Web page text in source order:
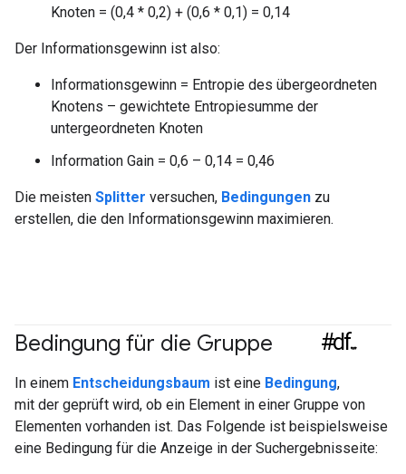
Knoten = (0,4 * 0,2) + (0,6 * 0,1) = 0,14
Der Informationsgewinn ist also:
Informationsgewinn = Entropie des übergeordneten
Knotens – gewichtete Entropiesumme der
untergeordneten Knoten
Information Gain = 0,6 – 0,14 = 0,46
Die meisten Splitter versuchen, Bedingungen zu
erstellen, die den Informationsgewinn maximieren.
Bedingung für die Gruppe #df
In einem Entscheidungsbaum ist eine Bedingung,
mit der geprüft wird, ob ein Element in einer Gruppe von
Elementen vorhanden ist. Das Folgende ist beispielsweise
eine Bedingung für die Anzeige in der Suchergebnisseite: